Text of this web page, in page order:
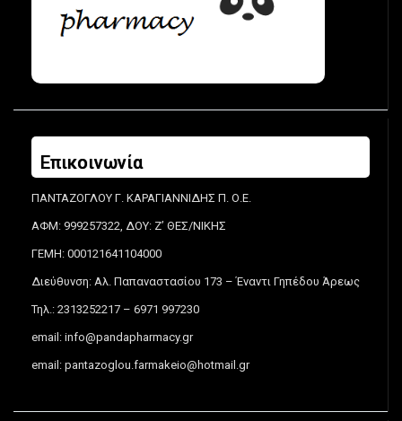
Επικοινωνία
ΠΑΝΤΑΖΟΓΛΟΥ Γ. ΚΑΡΑΓΙΑΝΝΙΔΗΣ Π. Ο.Ε.
ΑΦΜ: 999257322, ΔΟΥ: Ζ’ ΘΕΣ/ΝΙΚΗΣ
ΓΕΜΗ: 000121641104000
Διεύθυνση: Αλ. Παπαναστασίου 173 – Έναντι Γηπέδου Άρεως
Τηλ.: 2313252217 – 6971 997230
email: info@pandapharmacy.gr
email: pantazoglou.farmakeio@hotmail.gr